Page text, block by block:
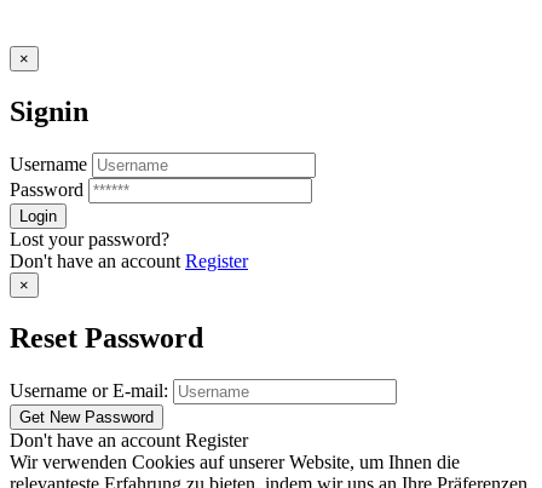
×
Signin
Username
Password
Lost your password?
Don't have an account Register
×
Reset Password
Username or E-mail:
Don't have an account Register
Wir verwenden Cookies auf unserer Website, um Ihnen die
relevanteste Erfahrung zu bieten, indem wir uns an Ihre Präferenzen